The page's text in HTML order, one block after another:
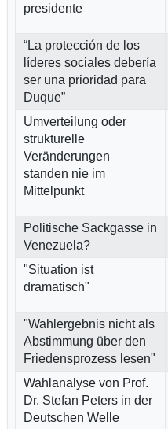
presidente
“La protección de los
líderes sociales debería
ser una prioridad para
Duque”
Umverteilung oder
strukturelle
Veränderungen
standen nie im
Mittelpunkt
Politische Sackgasse in
Venezuela?
"Situation ist
dramatisch"
"Wahlergebnis nicht als
Abstimmung über den
Friedensprozess lesen"
Wahlanalyse von Prof.
Dr. Stefan Peters in der
Deutschen Welle